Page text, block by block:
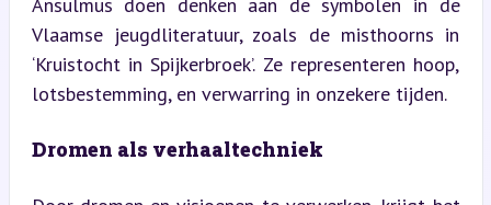
Vlaamse jeugdliteratuur, zoals de misthoorns in
‘Kruistocht in Spijkerbroek’. Ze representeren hoop,
lotsbestemming, en verwarring in onzekere tijden.
Dromen als verhaaltechniek